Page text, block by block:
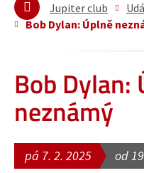
Jupiter club
Bob Dylan: Úplně
Bob Dylan:
neznámý
pá 7. 2. 2025 od